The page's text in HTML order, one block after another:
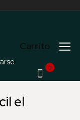
Carrito
0
difícil el realismo?
el